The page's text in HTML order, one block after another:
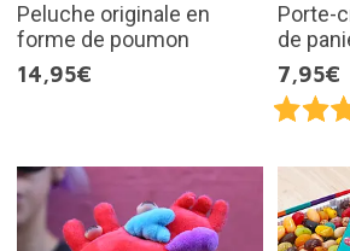
Peluche originale en
forme de poumon
14,95€
Porte-
de
7,95€